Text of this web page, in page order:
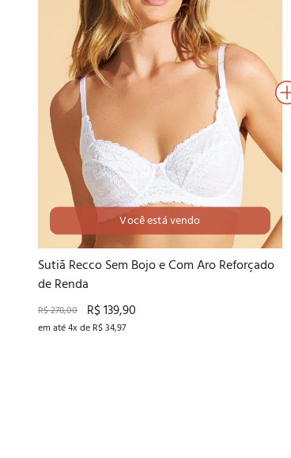
Você está vendo
42B 44B 48B
Sutiã Recco Sem Bojo e Com Aro Reforçado
de Renda
R$ 278,00 R$ 139,90
em até 4x de R$ 34,97